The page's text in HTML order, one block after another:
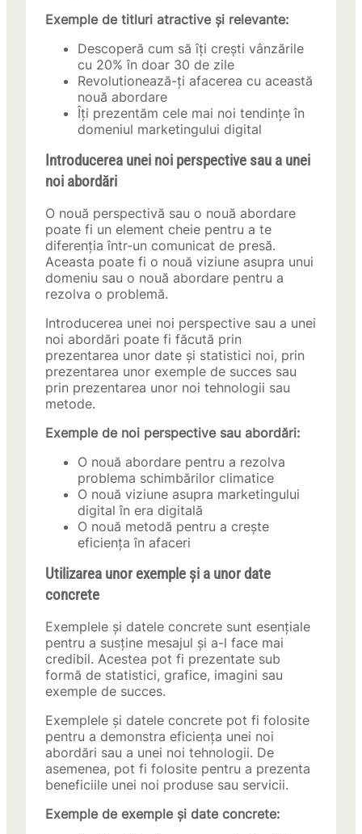
Exemple de titluri atractive și relevante:
Descoperă cum să îți crești vânzările
cu 20% în doar 30 de zile
Revolutionează-ți afacerea cu această
nouă abordare
Îți prezentăm cele mai noi tendințe în
domeniul marketingului digital
Introducerea unei noi perspective sau a unei
noi abordări
O nouă perspectivă sau o nouă abordare
poate fi un element cheie pentru a te
diferenția într-un comunicat de presă.
Aceasta poate fi o nouă viziune asupra unui
domeniu sau o nouă abordare pentru a
rezolva o problemă.
Introducerea unei noi perspective sau a unei
noi abordări poate fi făcută prin
prezentarea unor date și statistici noi, prin
prezentarea unor exemple de succes sau
prin prezentarea unor noi tehnologii sau
metode.
Exemple de noi perspective sau abordări:
O nouă abordare pentru a rezolva
problema schimbărilor climatice
O nouă viziune asupra marketingului
digital în era digitală
O nouă metodă pentru a crește
eficiența în afaceri
Utilizarea unor exemple și a unor date
concrete
Exemplele și datele concrete sunt esențiale
pentru a susține mesajul și a-l face mai
credibil. Acestea pot fi prezentate sub
formă de statistici, grafice, imagini sau
exemple de succes.
Exemplele și datele concrete pot fi folosite
pentru a demonstra eficiența unei noi
abordări sau a unei noi tehnologii. De
asemenea, pot fi folosite pentru a prezenta
beneficiile unei noi produse sau servicii.
Exemple de exemple și date concrete: